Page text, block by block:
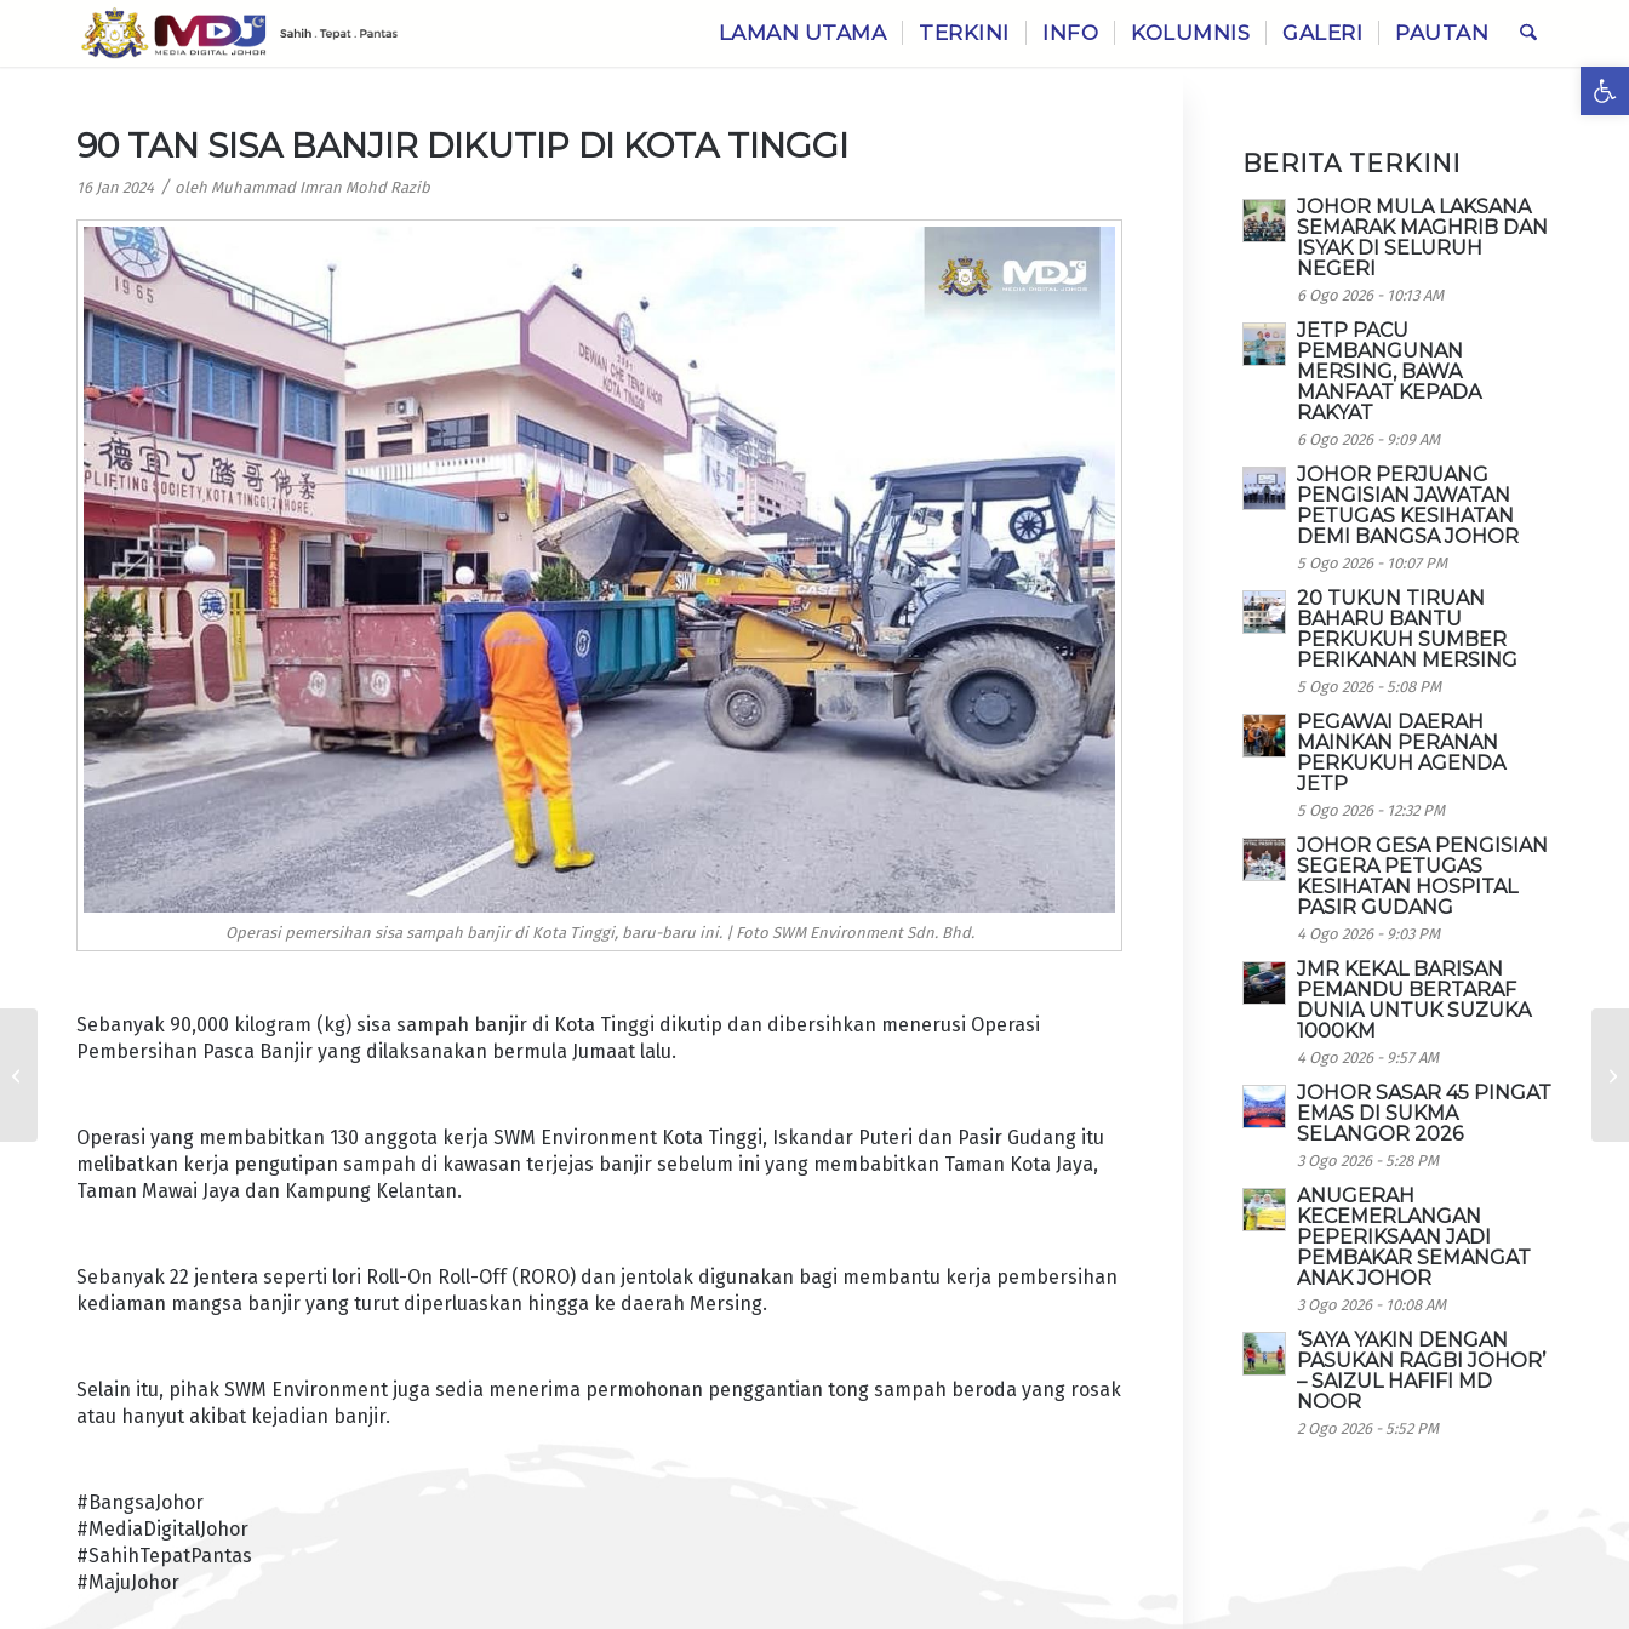
LAMAN UTAMA TERKINI INFO KOLUMNIS GALERI PAUTAN
90 TAN SISA BANJIR DIKUTIP DI KOTA TINGGI
16 Jan 2024 / oleh Muhammad Imran Mohd Razib
Operasi pemersihan sisa sampah banjir di Kota Tinggi, baru-baru ini. | Foto SWM Environment Sdn. Bhd.
Sebanyak 90,000 kilogram (kg) sisa sampah banjir di Kota Tinggi dikutip dan dibersihkan menerusi Operasi
Pembersihan Pasca Banjir yang dilaksanakan bermula Jumaat lalu.
Operasi yang membabitkan 130 anggota kerja SWM Environment Kota Tinggi, Iskandar Puteri dan Pasir Gudang itu
melibatkan kerja pengutipan sampah di kawasan terjejas banjir sebelum ini yang membabitkan Taman Kota Jaya,
Taman Mawai Jaya dan Kampung Kelantan.
Sebanyak 22 jentera seperti lori Roll-On Roll-Off (RORO) dan jentolak digunakan bagi membantu kerja pembersihan
kediaman mangsa banjir yang turut diperluaskan hingga ke daerah Mersing.
Selain itu, pihak SWM Environment juga sedia menerima permohonan penggantian tong sampah beroda yang rosak
atau hanyut akibat kejadian banjir.
#BangsaJohor
#MediaDigitalJohor
#SahihTepatPantas
#MajuJohor
BERITA TERKINI
JOHOR MULA LAKSANA
SEMARAK MAGHRIB DAN
ISYAK DI SELURUH
NEGERI
6 Ogo 2026 - 10:13 AM
JETP PACU
PEMBANGUNAN
MERSING, BAWA
MANFAAT KEPADA
RAKYAT
6 Ogo 2026 - 9:09 AM
JOHOR PERJUANG
PENGISIAN JAWATAN
PETUGAS KESIHATAN
DEMI BANGSA JOHOR
5 Ogo 2026 - 10:07 PM
20 TUKUN TIRUAN
BAHARU BANTU
PERKUKUH SUMBER
PERIKANAN MERSING
5 Ogo 2026 - 5:08 PM
PEGAWAI DAERAH
MAINKAN PERANAN
PERKUKUH AGENDA
JETP
5 Ogo 2026 - 12:32 PM
JOHOR GESA PENGISIAN
SEGERA PETUGAS
KESIHATAN HOSPITAL
PASIR GUDANG
4 Ogo 2026 - 9:03 PM
JMR KEKAL BARISAN
PEMANDU BERTARAF
DUNIA UNTUK SUZUKA
1000KM
4 Ogo 2026 - 9:57 AM
JOHOR SASAR 45 PINGAT
EMAS DI SUKMA
SELANGOR 2026
3 Ogo 2026 - 5:28 PM
ANUGERAH
KECEMERLANGAN
PEPERIKSAAN JADI
PEMBAKAR SEMANGAT
ANAK JOHOR
3 Ogo 2026 - 10:08 AM
‘SAYA YAKIN DENGAN
PASUKAN RAGBI JOHOR’
– SAIZUL HAFIFI MD
NOOR
2 Ogo 2026 - 5:52 PM
KPDN JOHOR PANTAU